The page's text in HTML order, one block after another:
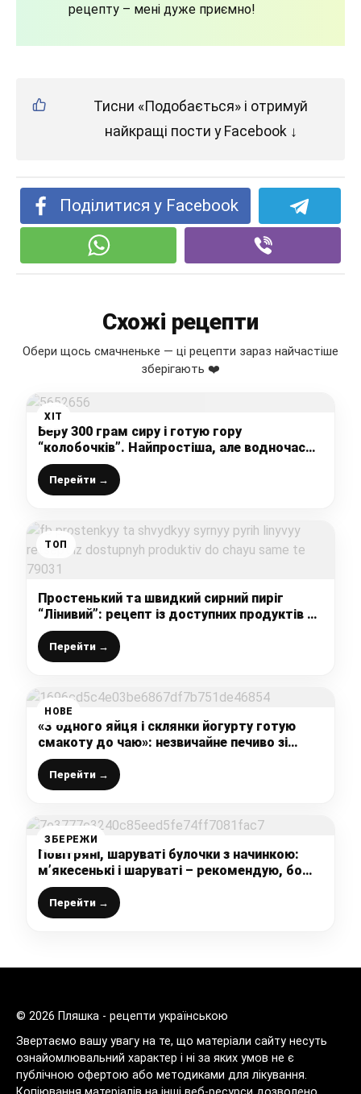
рецепту – мені дуже приємно!
Тисни «Подобається» і отримуй
найкращі пости у Facebook ↓
Поділитися у Facebook
Схожі рецепти
Обери щось смачненьке — ці рецепти зараз найчастіше
зберігають ❤️
ХІТ
Беру 300 грам сиру і готую гору
“колобочків”. Найпростіша, але водночас
найсмачніша випічка дитинства
Перейти →
ТОП
Простенький та швидкий сирний пиріг
“Лінивий”: рецепт із доступних продуктів –
до чаю саме те
Перейти →
НОВЕ
«З одного яйця і склянки йогурту готую
смакоту до чаю»: незвичайне печиво зі
звичайних продуктів (навіть духовка не
потрібна)
Перейти →
ЗБЕРЕЖИ
Повітряні, шаруваті булочки з начинкою:
м’якесенькі і шаруваті – рекомендую, бо
дуже смачно
Перейти →
© 2026 Пляшка - рецепти українською
Звертаємо вашу увагу на те, що матеріали сайту несуть
ознайомлювальний характер і ні за яких умов не є
публічною офертою або методиками для лікування.